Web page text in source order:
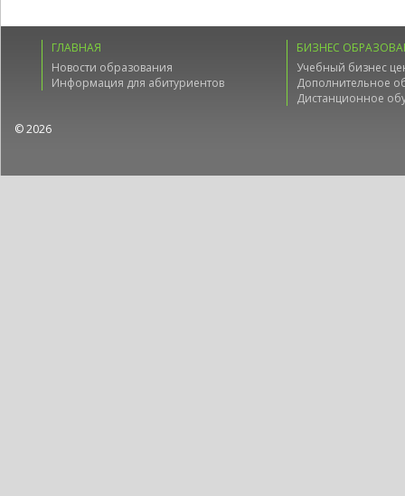
ГЛАВНАЯ
Новости образования
Информация для абитуриентов
БИЗНЕС
Учебный бизнес
Дополнительное
Дистанционное
© 2026